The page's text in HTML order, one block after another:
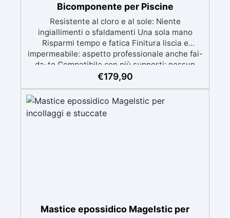
Bicomponente per Piscine
Resistente al cloro e al sole: Niente
ingiallimenti o sfaldamenti Una sola mano
Risparmi tempo e fatica Finitura liscia e
impermeabile: aspetto professionale anche fai-
da-te Compatibile con più supporti: nessun
bisogno di primer Uso privato, risultato pro
€179,90
Mastice epossidico Magelstic per